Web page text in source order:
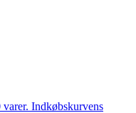
Indkøbskurvens